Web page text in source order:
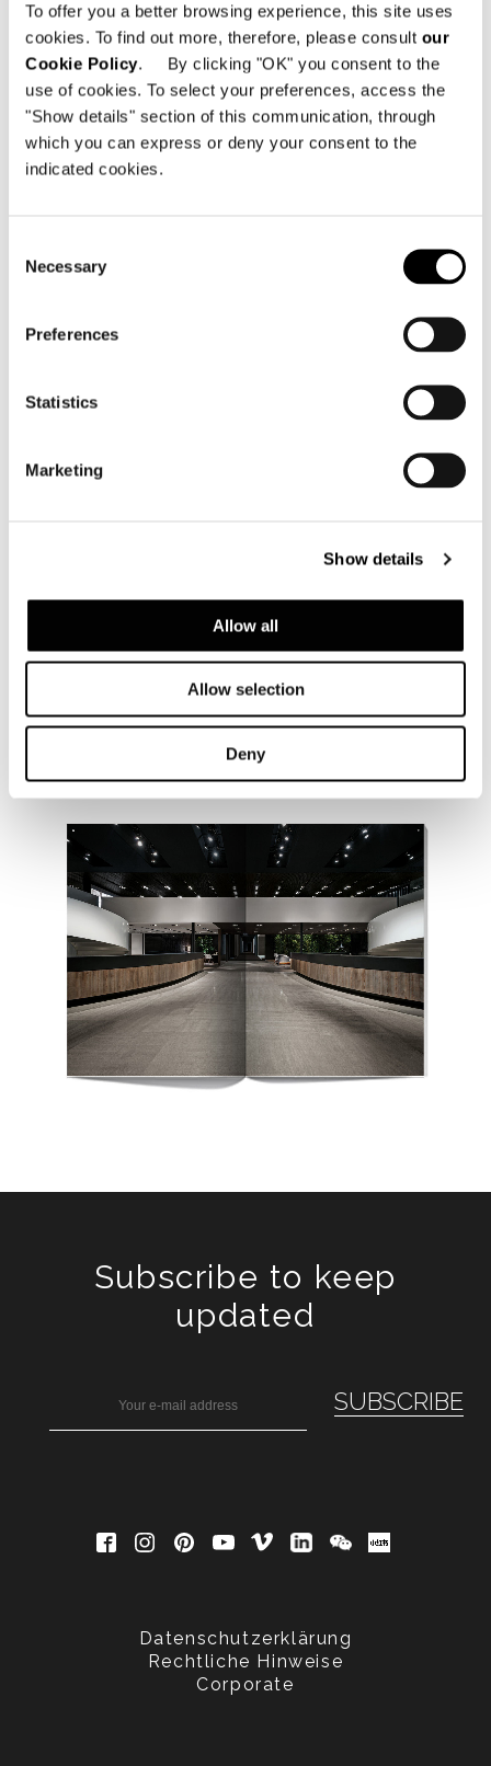
To offer you a better browsing experience, this site uses
cookies. To find out more, therefore, please consult our
Cookie Policy. By clicking "OK" you consent to the
use of cookies. To select your preferences, access the
"Show details" section of this communication, through
which you can express or deny your consent to the
indicated cookies.
Selection
Necessary
Preferences
Statistics
Marketing
Show details
Allow all
Allow selection
Deny
kostbare Verarbeitung der Struktur aus
massivem Iroko-Holz. Die raffinierte
Ästhetik, der die gesamte Kollektion
durchziehende Leitfaden, wird auch im
Video dokumentiert, das dem Book
beiliegt.
Subscribe to keep
updated
Datenschutzerklärung
Rechtliche Hinweise
Corporate